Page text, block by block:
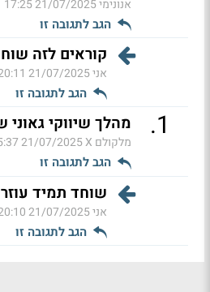
אנונימי21/07/2025 17:25
הגב לתגובה זו
קוראים לזה
אני21/07/2025 20:11
הגב לתגובה זו
1
. מהלך שיווקי
מלקולם X 21/07/2025 15:37
הגב לתגובה זו
שוחד תמיד
אני21/07/2025 20:10
הגב לתגובה זו